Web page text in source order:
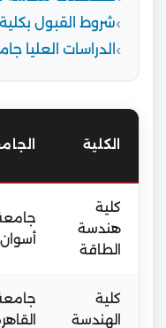
شروط القبول
الدراسات العليا
الكلية
كلية
هندسة
الطاقة
أسوان
كلية
الهندسة